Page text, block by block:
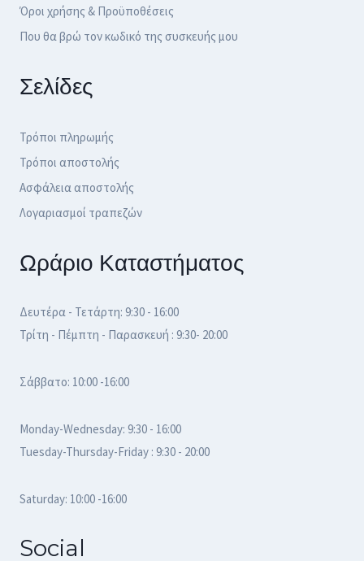
Όροι χρήσης & Προϋποθέσεις
Που θα βρώ τον κωδικό της συσκευής μου
Σελίδες
Τρόποι πληρωμής
Τρόποι αποστολής
Ασφάλεια αποστολής
Λογαριασμοί τραπεζών
Ωράριο Καταστήματος
Δευτέρα - Τετάρτη: 9:30 - 16:00
Τρίτη - Πέμπτη - Παρασκευή : 9:30- 20:00
Σάββατο: 10:00 -16:00
Monday-Wednesday: 9:30 - 16:00
Tuesday-Thursday-Friday : 9:30 - 20:00
Saturday: 10:00 -16:00
Social